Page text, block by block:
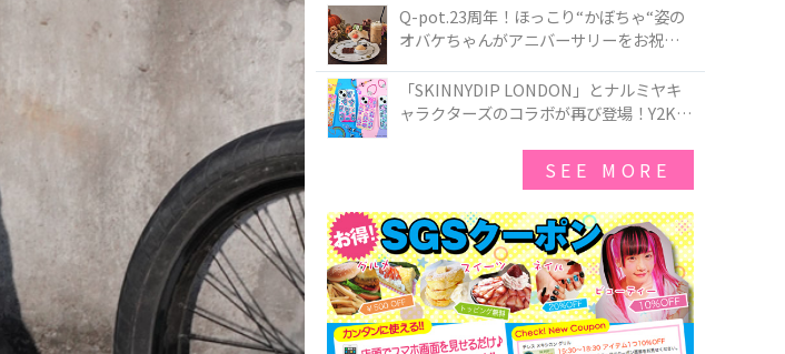
50周年アニバーサリーイヤー』を記念し
たコレクションが登場
Q-pot.23周年！ほっこり“かぼちゃ“姿の
オバケちゃんがアニバーサリーをお祝い
ー」が新発売！Q-pot CAFE.では「かぼち
ゃのオバケーキプレート」も登場
「SKINNYDIP LONDON」とナルミヤキ
ャラクターズのコラボが再び登場！Y2Kム
SEE MORE